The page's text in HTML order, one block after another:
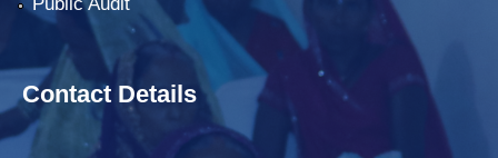
Contact Details